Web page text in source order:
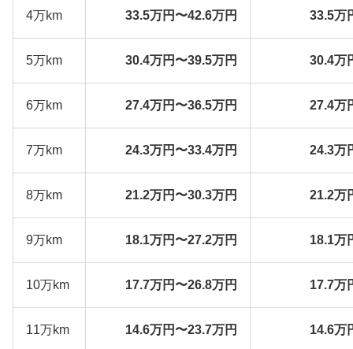
4万km 33.5万円〜42.6万円 33.5万
5万km 30.4万円〜39.5万円 30.4万
6万km 27.4万円〜36.5万円 27.4万
7万km 24.3万円〜33.4万円 24.3万
8万km 21.2万円〜30.3万円 21.2万
9万km 18.1万円〜27.2万円 18.1万
10万km 17.7万円〜26.8万円 17.7万
11万km 14.6万円〜23.7万円 14.6万